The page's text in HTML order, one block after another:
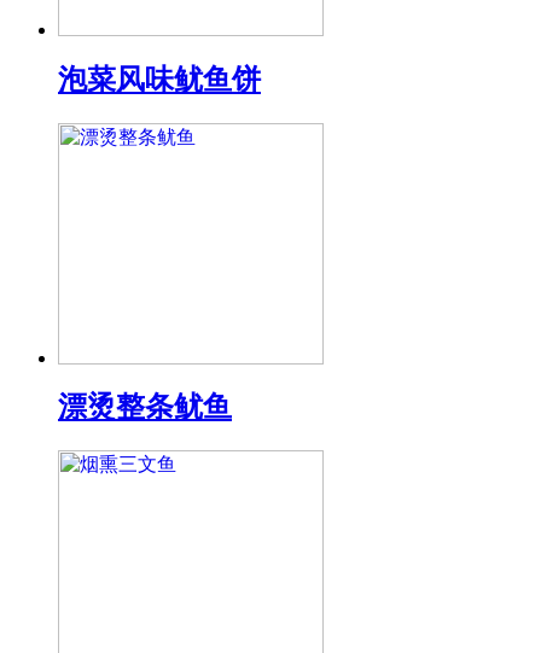
泡菜风味鱿鱼饼
漂烫整条鱿鱼